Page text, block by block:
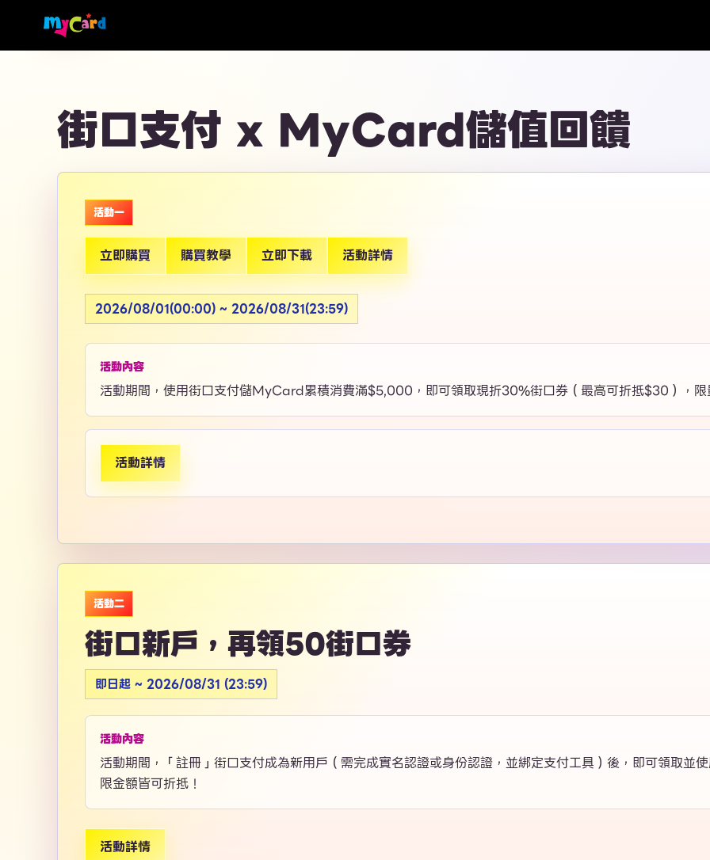
街口支付 x MyCard儲值回饋
活動一
立即購買 購買教學 立即下載 活動詳情
2026/08/01(00:00) ~ 2026/08/31(23:59)
活動內容
活動期間，使用街口支付儲MyCard累積消費滿$5,000，即可領取現折30%街口券（最高可折抵$30），
活動詳情
活動二
街口新戶，再領50街口券
即日起 ~ 2026/08/31 (23:59)
活動內容
活動期間，「註冊」街口支付成為新用戶（需完成實名認證或身份認證，並綁定支付工具）後，即可領取並
限金額皆可折抵！
活動詳情